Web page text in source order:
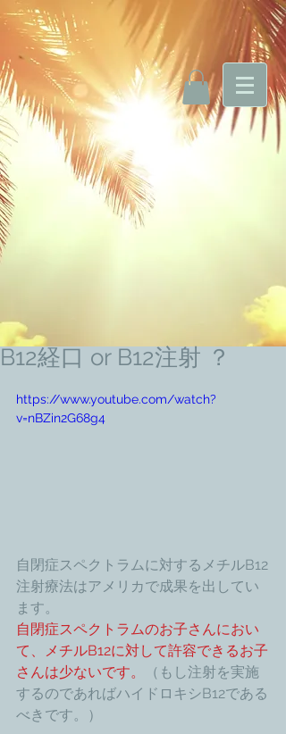
B12経口 or B12注射 ？
https://www.youtube.com/watch?
v=nBZin2G68g4
自閉症スペクトラムに対するメチルB12
注射療法はアメリカで成果を出してい
ます。
自閉症スペクトラムのお子さんにおい
て、メチルB12に対して許容できるお子
さんは少ないです。
（もし注射を実施
するのであればハイドロキシB12である
べきです。）